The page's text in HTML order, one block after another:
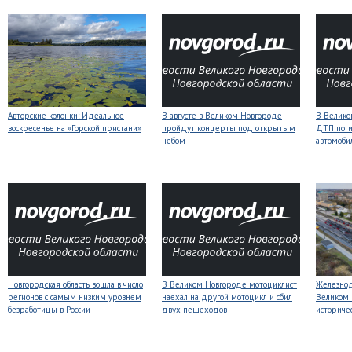
Авторские колонки: Идеальное
воскресенье на «Горской пристани»
В августе в Великом Новгороде
пройдут концерты под открытым
небом
В
ДТП
Новгородская область вошла в число
регионов с самым низким уровнем
безработицы в России
В Великом Новгороде мотоциклист
наехал на другой мотоцикл и сбил
двух пешеходов
Великом